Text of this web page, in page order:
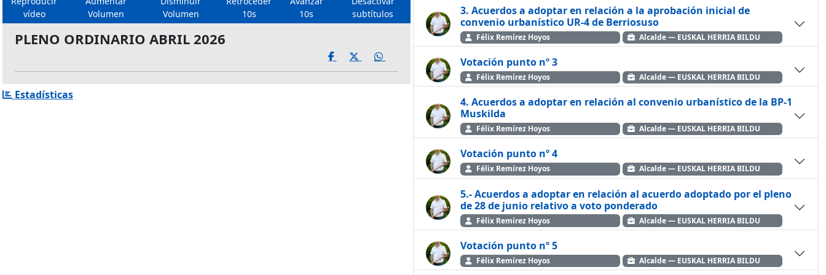
vídeo
Volumen
Volumen
10s
10s
subtítulos
PLENO ORDINARIO ABRIL 2026
Estadísticas
3. Acuerdos a adoptar en relación a la aprobación inicial de
convenio urbanístico UR-4 de Berriosuso
Félix Remírez Hoyos Alcalde — EUSKAL HERRIA BILDU
Votación punto nº 3
Félix Remírez Hoyos Alcalde — EUSKAL HERRIA BILDU
4. Acuerdos a adoptar en relación al convenio urbanístico de la BP-1
Muskilda
Félix Remírez Hoyos Alcalde — EUSKAL HERRIA BILDU
Votación punto nº 4
Félix Remírez Hoyos Alcalde — EUSKAL HERRIA BILDU
5.- Acuerdos a adoptar en relación al acuerdo adoptado por el pleno
de 28 de junio relativo a voto ponderado
Félix Remírez Hoyos Alcalde — EUSKAL HERRIA BILDU
Votación punto nº 5
Félix Remírez Hoyos Alcalde — EUSKAL HERRIA BILDU